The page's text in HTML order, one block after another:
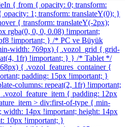
{ from { opacity: 0; transform:
1; transform: translateY(0); }
{ transform: translateY(-2px);
rgba(0, 0, 0, 0.08) !important;
!important; } /* PC ve Büyük
width: 769px) { .vozol_grid { grid-
1fr) !important; } } /* Tablet */
{ .vozol_features_container {
padding: 15px !important; }
columns: repeat(2, 1fr) !important;
{ padding: 12px
> div:first-of-type { min-
width: 14px !important; height: 14px
10px !important; }